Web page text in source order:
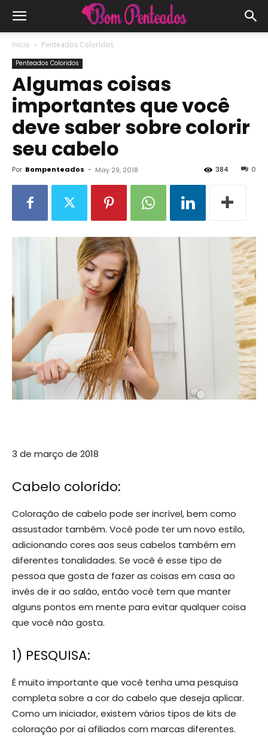
Início Penteados Coloridos
Penteados Coloridos
Algumas coisas
importantes que você
deve saber sobre colorir
seu cabelo
Por Bompenteados - May 29, 2018 0
384
3 de março de 2018
Cabelo colorido:
Coloração de cabelo pode ser incrível, bem como
assustador também. Você pode ter um novo estilo,
adicionando cores aos seus cabelos também em
diferentes tonalidades. Se você é esse tipo de
pessoa que gosta de fazer as coisas em casa ao
invés de ir ao salão, então você tem que manter
alguns pontos em mente para evitar qualquer coisa
que você não gosta.
1) PESQUISA:
É muito importante que você tenha uma pesquisa
completa sobre a cor do cabelo que deseja aplicar.
Como um iniciador, existem vários tipos de kits de
coloração por aí afiliados com marcas diferentes.